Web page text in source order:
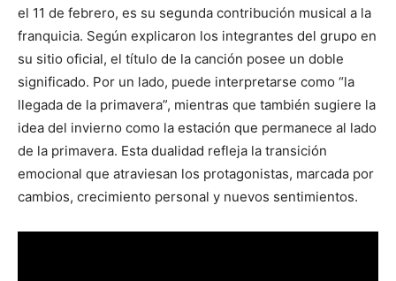
el 11 de febrero, es su segunda contribución musical a la
franquicia. Según explicaron los integrantes del grupo en
su sitio oficial, el título de la canción posee un doble
significado. Por un lado, puede interpretarse como “la
llegada de la primavera”, mientras que también sugiere la
idea del invierno como la estación que permanece al lado
de la primavera. Esta dualidad refleja la transición
emocional que atraviesan los protagonistas, marcada por
cambios, crecimiento personal y nuevos sentimientos.